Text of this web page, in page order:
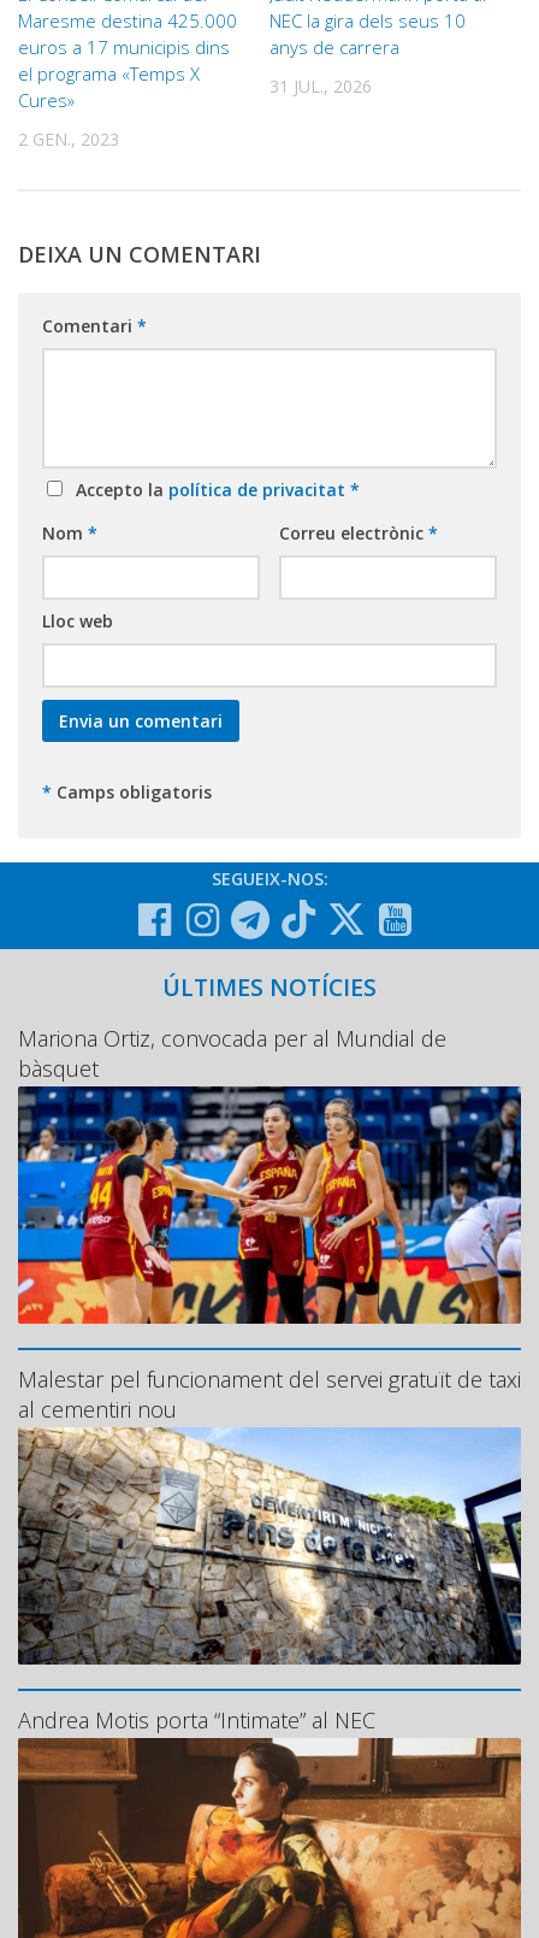
Maresme destina 425.000
euros a 17 municipis dins
el programa «Temps X
Cures»
2 GEN., 2023
NEC la gira dels seus 10
anys de carrera
31 JUL., 2026
DEIXA UN COMENTARI
Comentari *
Accepto la política de privacitat *
Nom * Correu electrònic *
Lloc web
* Camps obligatoris
SEGUEIX-NOS:
ÚLTIMES NOTÍCIES
Mariona Ortiz, convocada per al Mundial de
bàsquet
Malestar pel funcionament del servei gratuït de taxi
al cementiri nou
Andrea Motis porta “Intimate” al NEC